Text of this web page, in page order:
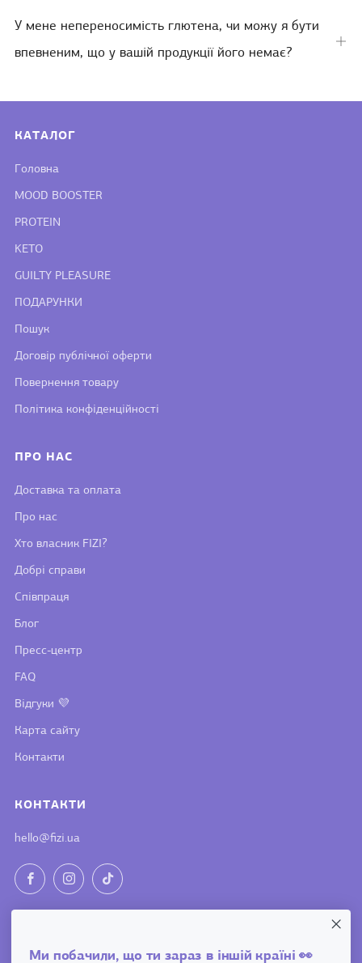
У мене непереносимість глютена, чи можу я бути
впевненим, що у вашій продукції його немає?
КАТАЛОГ
Головна
MOOD BOOSTER
PROTEIN
KETO
GUILTY PLEASURE
ПОДАРУНКИ
Пошук
Договір публічної оферти
Повернення товару
Політика конфіденційності
ПРО НАС
Доставка та оплата
Про нас
Хто власник FIZI?
Добрі справи
Співпраця
Блог
Пресс-центр
FAQ
Відгуки 💜
Карта сайту
Контакти
КОНТАКТИ
hello@fizi.ua
FacebookInstagramTikTok
Ми побачили, що ти зараз в іншій країні👀